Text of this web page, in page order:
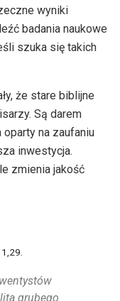
wyniki
badania naukowe
szuka się takich
że stare biblijne
Są darem
oparty na zaufaniu
inwestycja.
zmienia jakość
grubego